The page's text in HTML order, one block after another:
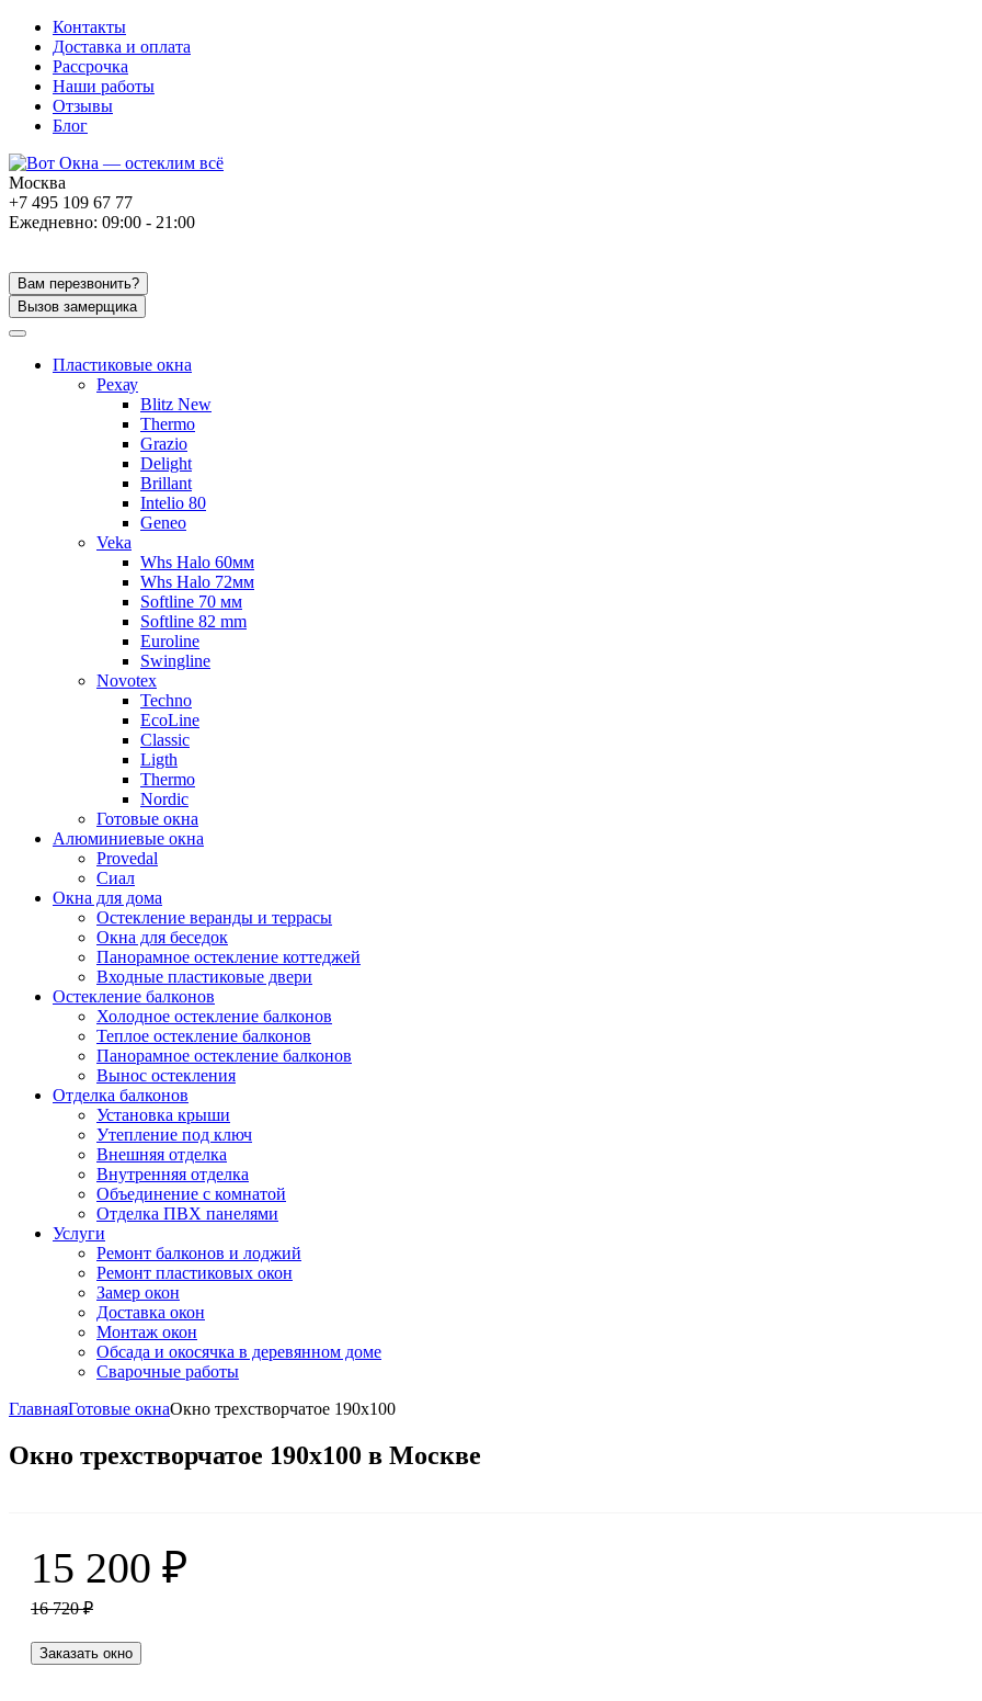
Контакты
Доставка и оплата
Рассрочка
Наши работы
Отзывы
Блог
Москва
+7 495 109 67 77
Ежедневно: 09:00 - 21:00
Вам перезвонить?
Вызов замерщика
Пластиковые окна
Рехау
Blitz New
Thermo
Grazio
Delight
Brillant
Intelio 80
Geneo
Veka
Whs Halo 60мм
Whs Halo 72мм
Softline 70 мм
Softline 82 mm
Euroline
Swingline
Novotex
Techno
EcoLine
Classic
Ligth
Thermo
Nordic
Готовые окна
Алюминиевые окна
Provedal
Сиал
Окна для дома
Остекление веранды и террасы
Окна для беседок
Панорамное остекление коттеджей
Входные пластиковые двери
Остекление балконов
Холодное остекление балконов
Теплое остекление балконов
Панорамное остекление балконов
Вынос остекления
Отделка балконов
Установка крыши
Утепление под ключ
Внешняя отделка
Внутренняя отделка
Объединение с комнатой
Отделка ПВХ панелями
Услуги
Ремонт балконов и лоджий
Ремонт пластиковых окон
Замер окон
Доставка окон
Монтаж окон
Обсада и окосячка в деревянном доме
Сварочные работы
ГлавнаяГотовые окнаОкно трехстворчатое 190x100
Окно трехстворчатое 190x100 в Москве
15 200 ₽
16 720₽
Заказать окно